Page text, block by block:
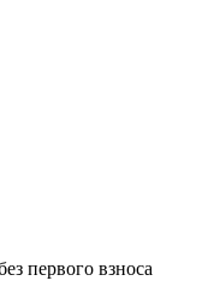
первого взноса